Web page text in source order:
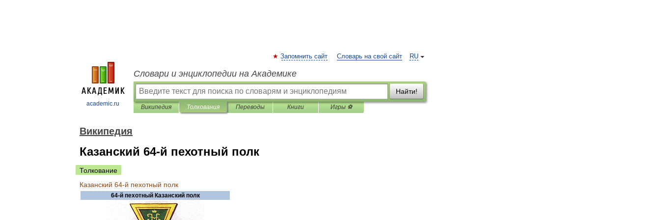
academic.ru
RU
Запомнить сайт Словарь на свой сайт
Словари и энциклопедии на Академике
Найти!
Википедия Толкования Переводы Книги Игры ⚽
Википедия
Казанский 64-й пехотный полк
Толкование
Казанский 64-й пехотный полк
64-й пехотный Казанский полк